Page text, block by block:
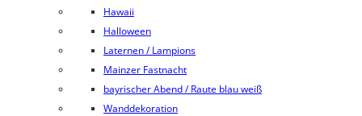
Hawaii
Halloween
Laternen / Lampions
Mainzer Fastnacht
bayrischer Abend / Raute blau weiß
Wanddekoration